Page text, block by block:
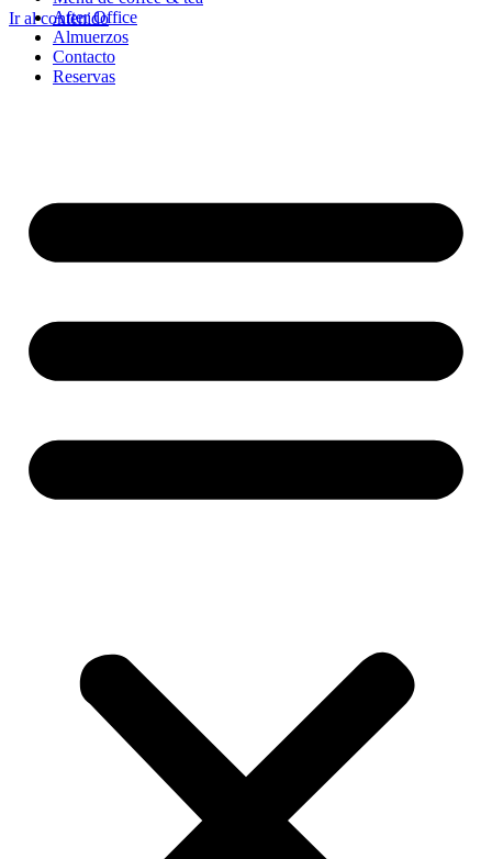
Ir al contenido
After Office
Almuerzos
Contacto
Reservas